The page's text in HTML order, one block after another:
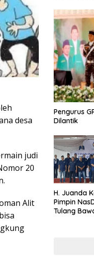
desa
judi
20
Alit
Pengurus
Dilantik
H. Juanda
Pimpin
Tulang